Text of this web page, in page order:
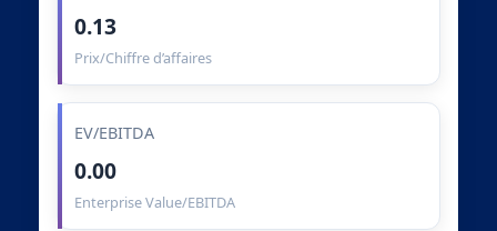
0.13
Prix/Chiffre d’affaires
EV/EBITDA
0.00
Enterprise Value/EBITDA